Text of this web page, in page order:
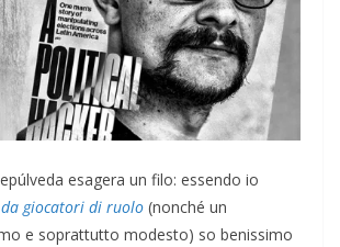
esagera un filo: essendo io
da giocatori di ruolo (nonché un
e soprattutto modesto) so benissimo